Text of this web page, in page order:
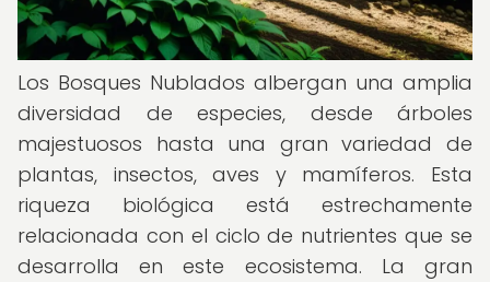
Los Bosques Nublados albergan una amplia
diversidad de especies, desde árboles
majestuosos hasta una gran variedad de
plantas, insectos, aves y mamíferos. Esta
riqueza biológica está estrechamente
relacionada con el ciclo de nutrientes que se
desarrolla en este ecosistema. La gran